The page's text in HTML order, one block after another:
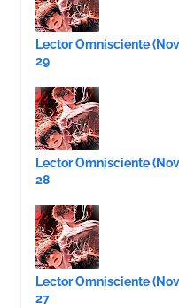
Lector Omnisciente
29
Lector Omnisciente
28
Lector Omnisciente
27